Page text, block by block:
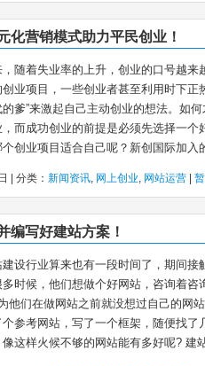
化营销模式助力平民创业！
，随着失业率的上升，创业的口号越
业项目，一些创业者甚至利用时下正
爹”来激起自己主动创业的想法。如
，而成功创业的前提是必须先选择一
个创业项目适合自己呢？新创国际加入
| 分类： 新闻资讯, 网上创业, 网站运营
编写好建站方案！
建设行业算来也有一段时间了，期间
多时候，他们想做个好网站，咨询着
他们在做网站之前就没想过自己的网
个参考网站，写了一个框架，随便找
像这样火候不够的网站能有多好呢? 建